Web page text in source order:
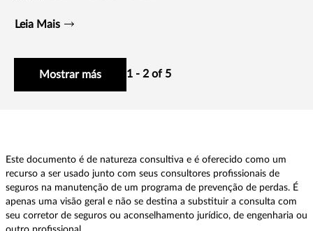
Leia Mais
Mostrar más 1 - 2 of 5
Este documento é de natureza consultiva e é oferecido como um
recurso a ser usado junto com seus consultores profissionais de
seguros na manutenção de um programa de prevenção de perdas. É
apenas uma visão geral e não se destina a substituir a consulta com
seu corretor de seguros ou aconselhamento jurídico, de engenharia ou